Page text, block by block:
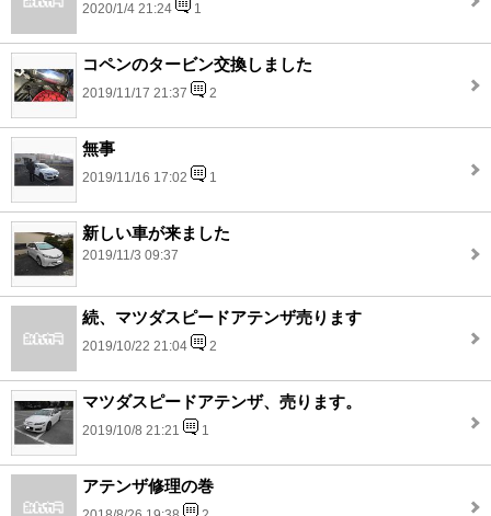
2020/1/4 21:24 1
コペンのタービン交換しました
2019/11/17 21:37 2
無事
2019/11/16 17:02 1
新しい車が来ました
2019/11/3 09:37
続、マツダスピードアテンザ売ります
2019/10/22 21:04 2
マツダスピードアテンザ、売ります。
2019/10/8 21:21 1
アテンザ修理の巻